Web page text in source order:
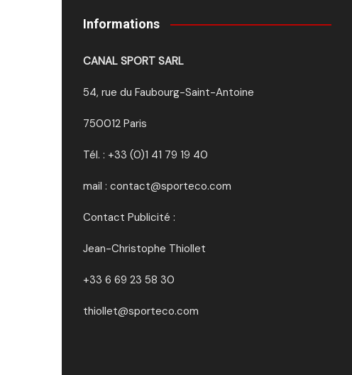
Informations
CANAL SPORT SARL
54, rue du Faubourg-Saint-Antoine
750012 Paris
Tél. : +33 (0)1 41 79 19 40
mail : contact@sporteco.com
Contact Publicité :
Jean-Christophe Thiollet
+33 6 69 23 58 30
thiollet@sporteco.com